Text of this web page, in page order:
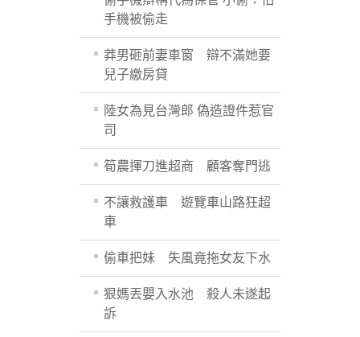
手機被偷走
莽男砸前妻車窗 辯不滿她要
兒子繳房貸
陸女為見台灣郎 偽造證件惹官
司
筍農揮刀進超商 顧客奪門逃
不讓救護車 遊覽車山路狂超
車
偷車把妹 失風竟拖女友下水
狠媽丟嬰入水池 殺人未遂起
訴